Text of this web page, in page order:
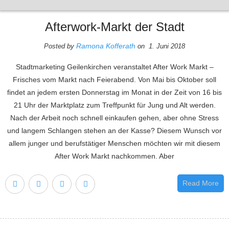
Inhalt
springen
Afterwork-Markt der Stadt
Posted by Ramona Kofferath on 1. Juni 2018
Stadtmarketing Geilenkirchen veranstaltet After Work Markt –
Frisches vom Markt nach Feierabend. Von Mai bis Oktober soll
findet an jedem ersten Donnerstag im Monat in der Zeit von 16 bis
21 Uhr der Marktplatz zum Treffpunkt für Jung und Alt werden.
Nach der Arbeit noch schnell einkaufen gehen, aber ohne Stress
und langem Schlangen stehen an der Kasse? Diesem Wunsch vor
allem junger und berufstätiger Menschen möchten wir mit diesem
After Work Markt nachkommen. Aber
Read More